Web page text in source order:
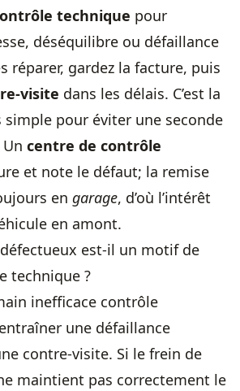
technique pour
déséquilibre ou défaillance
réparer, gardez la facture, puis
visite dans les délais. C’est la
pour éviter une seconde
centre de contrôle
et note le défaut; la remise
en garage, d’où l’intérêt
en amont.
est-il un motif de
technique ?
inefficace contrôle
une défaillance
contre-visite. Si le frein de
maintient pas correctement le